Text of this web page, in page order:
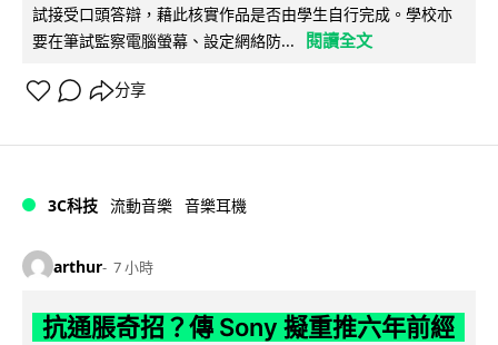
試接受口頭答辯，藉此核實作品是否由學生自行完成。學校亦
要在筆試監察電腦螢幕、設定網絡防...
閱讀全文
分享
3C科技 流動音樂 音樂耳機
arthur 7 小時
抗通脹奇招？傳 Sony 擬重推六年前經